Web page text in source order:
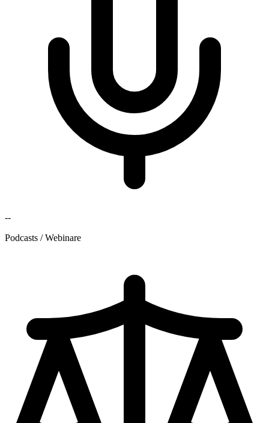
--
Podcasts / Webinare